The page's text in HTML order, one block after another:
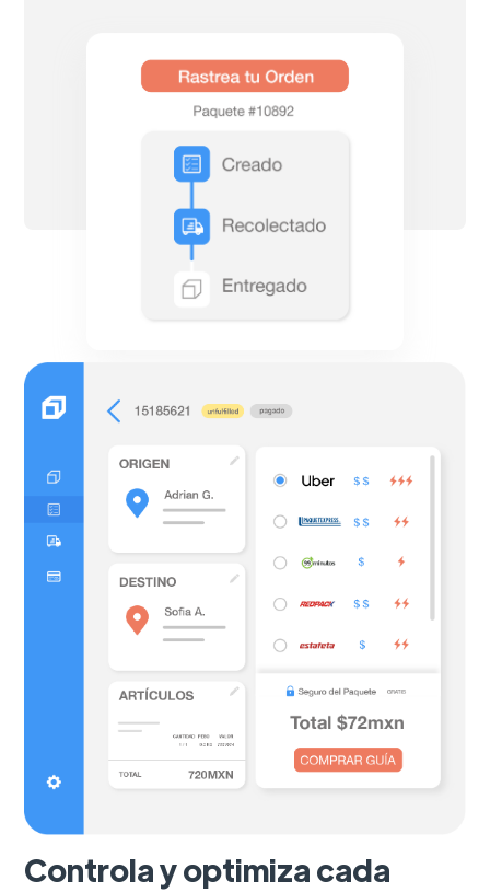
Controla y optimiza cada